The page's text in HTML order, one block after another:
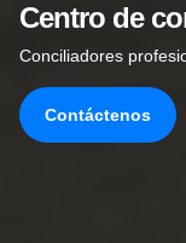
Centro de
Conciliadores
Contáctenos